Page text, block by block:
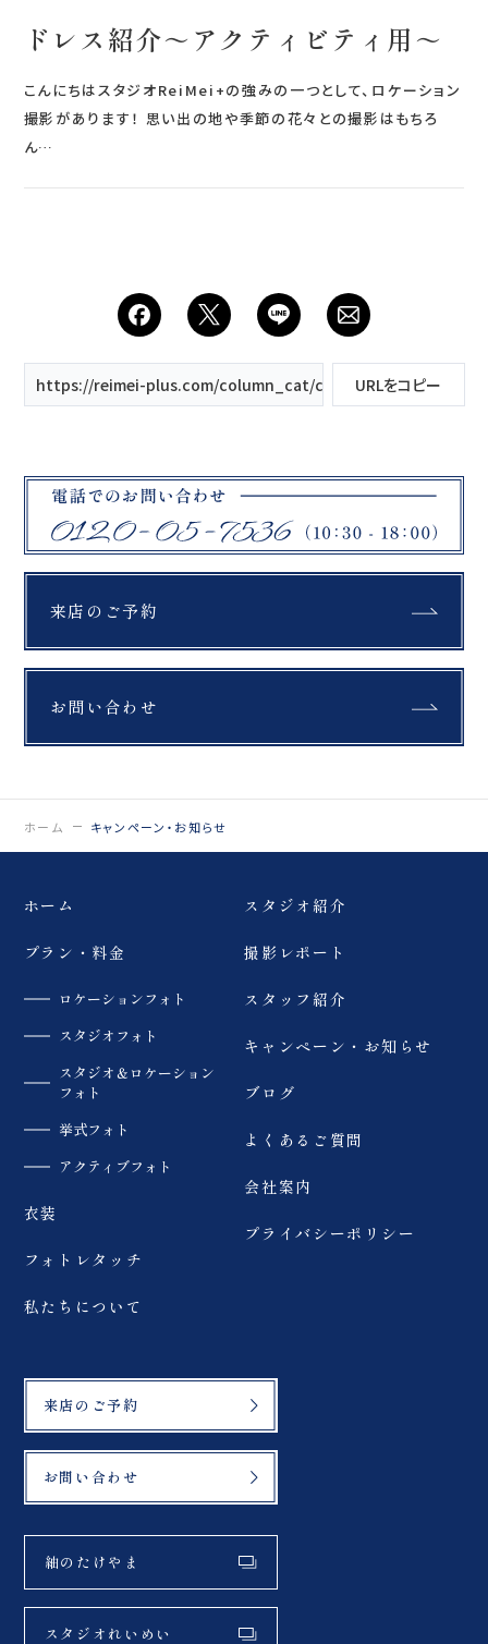
ドレス紹介～アクティビティ用～
こんにちはスタジオReiMei+の強みの一つとして、ロケーション
撮影があります！ 思い出の地や季節の花々との撮影はもちろ
ん…
https://reimei-plus.com/column_cat/ceremony/URLをコピー
来店のご予約
お問い合わせ
ホーム キャンペーン・お知らせ
ホーム
プラン・料金
ロケーションフォト
スタジオフォト
スタジオ＆ロケーション
フォト
挙式フォト
アクティブフォト
衣装
フォトレタッチ
私たちについて
スタジオ紹介
撮影レポート
スタッフ紹介
キャンペーン・お知らせ
ブログ
よくあるご質問
会社案内
プライバシーポリシー
来店のご予約
お問い合わせ
紬のたけやま
スタジオれいめい